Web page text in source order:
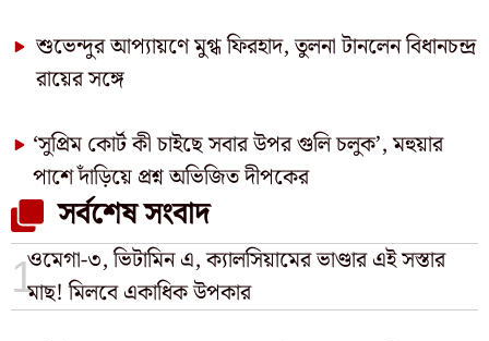
শুভেন্দুর আপ্যায়ণে মুগ্ধ ফিরহাদ, তুলনা টানলেন বিধানচন্দ্র
রায়ের সঙ্গে
‘সুপ্রিম কোর্ট কী চাইছে সবার উপর গুলি চলুক’, মহুয়ার
পাশে দাঁড়িয়ে প্রশ্ন অভিজিত দীপকের
সর্বশেষ সংবাদ
ওমেগা-৩, ভিটামিন এ, ক্যালসিয়ামের ভাণ্ডার এই সস্তার
মাছ! মিলবে একাধিক উপকার